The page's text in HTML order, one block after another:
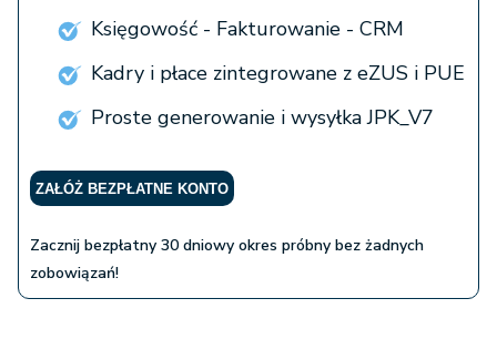
Księgowość - Fakturowanie - CRM
Kadry i płace zintegrowane z eZUS i PUE
Proste generowanie i wysyłka JPK_V7
ZAŁÓŻ BEZPŁATNE KONTO
Zacznij bezpłatny 30 dniowy okres próbny bez żadnych
zobowiązań!